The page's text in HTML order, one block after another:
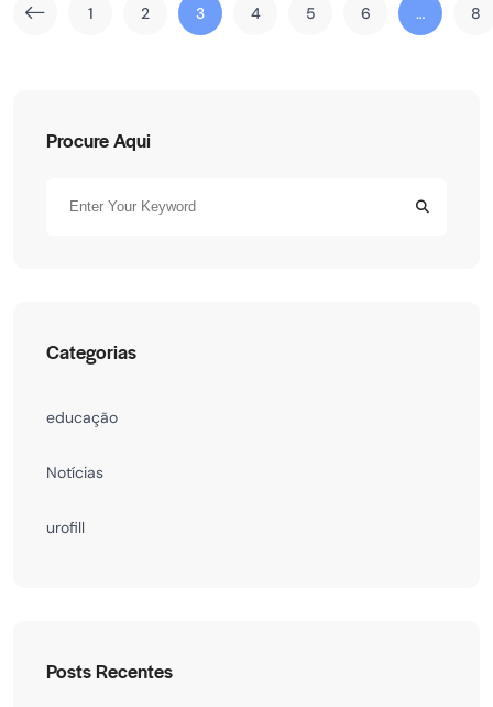
1 2 3 4 5 6 … 8
Procure Aqui
Categorias
educação
Notícias
urofill
Posts Recentes